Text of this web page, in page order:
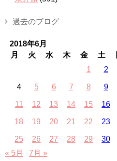
過去のブログ
2018年6月
月
火 水 木 金 土
1
2
4 5 6 7 8 9
11 12 13 14 15 16
18 19 20 21 22 23
25 26 27 28 29
30
« 5月
7月 »